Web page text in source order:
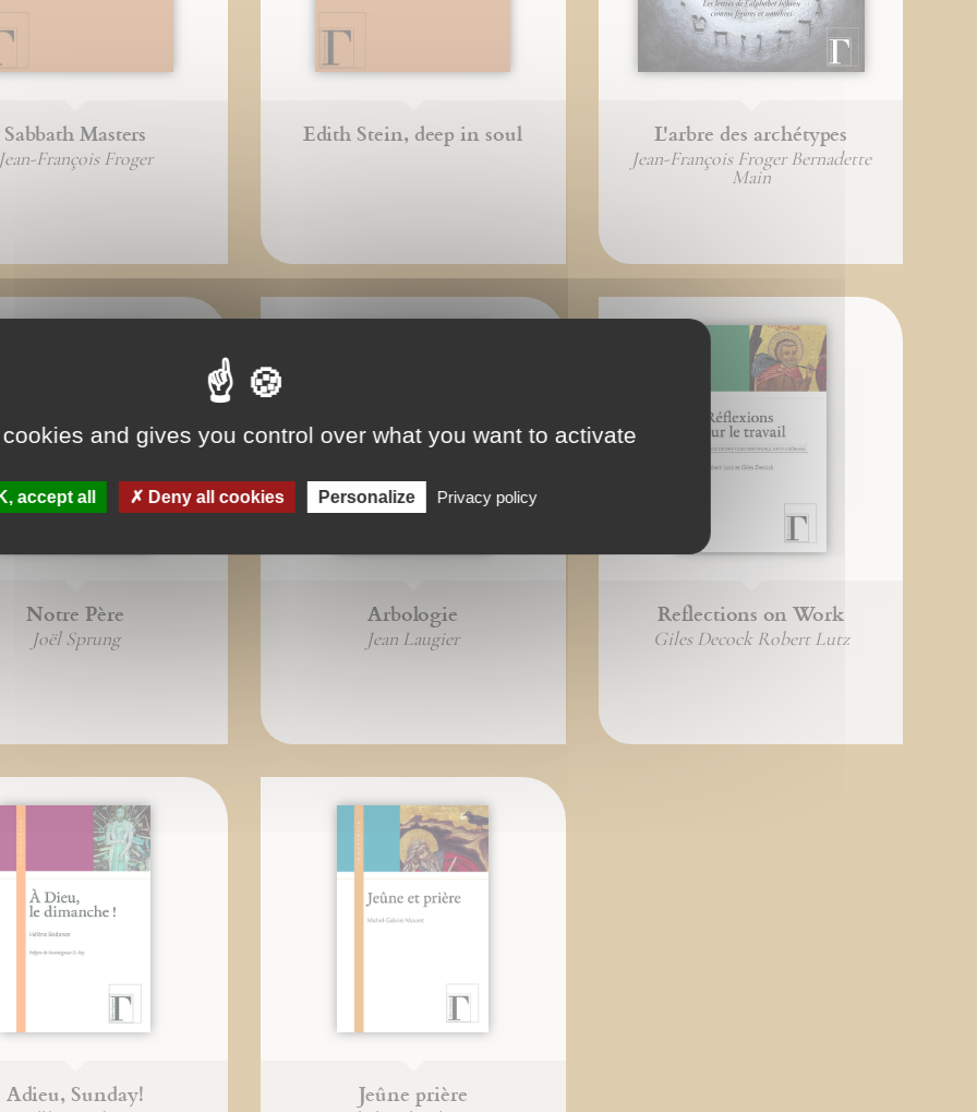
Sabbath Masters
François Froger
Edith Stein, deep in soul L'arbre des archétypes
Jean-François Froger Bernadette
Main
Notre Père
Joël Sprung
Arbologie
Jean Laugier
Reflections on Work
Giles Decock Robert Lutz
Adieu, Sunday! Jeûne prière
and gives you control over what you want to activate
accept all Deny all cookies Personalize Privacy policy